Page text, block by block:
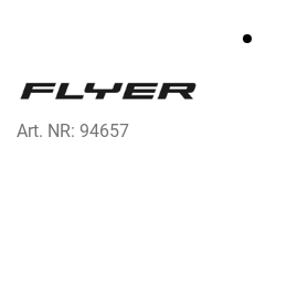
Art. NR: 94657